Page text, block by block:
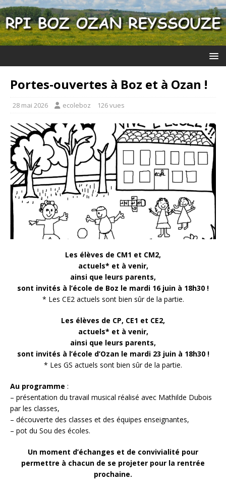
Portes-ouvertes à Boz et à Ozan !
28 mai 2026 ecoleboz 126 vues
Les élèves de CM1 et CM2,
actuels* et à venir,
ainsi que leurs parents,
sont invités à l’école de Boz le mardi 16 juin à 18h30 !
* Les CE2 actuels sont bien sûr de la partie.
Les élèves de CP, CE1 et CE2,
actuels* et à venir,
ainsi que leurs parents,
sont invités à l’école d’Ozan le mardi 23 juin à 18h30 !
* Les GS actuels sont bien sûr de la partie.
Au programme :
– présentation du travail musical réalisé avec Mathilde Dubois
par les classes,
– découverte des classes et des équipes enseignantes,
– pot du Sou des écoles.
Un moment d’échanges et de convivialité pour
permettre à chacun de se projeter pour la rentrée
prochaine.